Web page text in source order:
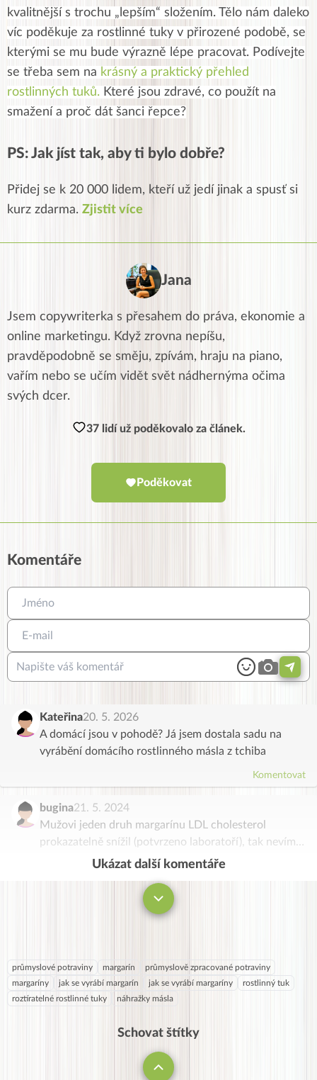
kvalitnější s trochu „lepším“ složením. Tělo nám daleko
víc poděkuje za rostlinné tuky v přirozené podobě, se
kterými se mu bude výrazně lépe pracovat. Podívejte
se třeba sem na krásný a praktický přehled
rostlinných tuků. Které jsou zdravé, co použít na
smažení a proč dát šanci řepce?
PS: Jak jíst tak, aby ti bylo dobře?
Přidej se k 20 000 lidem, kteří už jedí jinak a spusť si
kurz zdarma. Zjistit více
Jana
Jsem copywriterka s přesahem do práva, ekonomie a
online marketingu. Když zrovna nepíšu,
pravděpodobně se směju, zpívám, hraju na piano,
vařím nebo se učím vidět svět nádhernýma očima
svých dcer.
37 lidí už poděkovalo za článek.
Poděkovat
Komentáře
Kateřina20. 5. 2026
A domácí jsou v pohodě? Já jsem dostala sadu na
vyrábění domácího rostlinného másla z tchiba
Komentovat
bugina21. 5. 2024
Mužovi jeden druh margarínu LDL cholesterol
prokazatelně snížil (potvrzeno laboratoří), tak nevím…
Ukázat další komentáře
průmyslové potraviny margarín
průmyslově zpracované potraviny
margaríny
jak se vyrábí margarín jak se vyrábí margaríny
rostlinný tuk
roztíratelné rostlinné tuky
náhražky másla
Schovat štítky